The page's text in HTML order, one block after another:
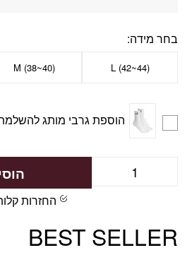
BEST SELLER
בחר מידה
L (42~44)
M (38~40)
הוספת גרבי מותג
החזרות קלות עד 14